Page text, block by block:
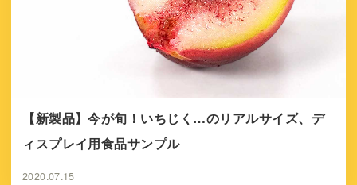
【新製品】今が旬！いちじく…のリアルサイズ、デ
ィスプレイ用食品サンプル
2020.07.15